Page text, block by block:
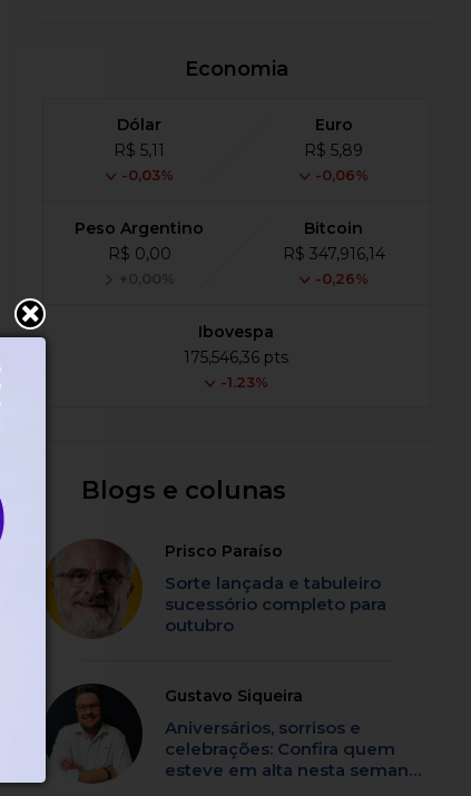
Economia
Dólar
R$ 5,11
-0,03%
Euro
R$ 5,89
-0,06%
Peso Argentino
R$ 0,00
+0,00%
Bitcoin
R$ 347,916,14
-0,26%
Ibovespa
175,546,36 pts
-1.23%
Blogs e colunas
Prisco Paraíso
Sorte lançada e tabuleiro
sucessório completo para
outubro
Gustavo Siqueira
Aniversários, sorrisos e
celebrações: Confira quem
esteve em alta nesta semana